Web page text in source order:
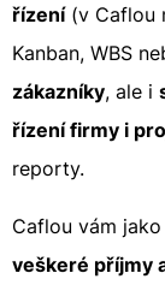
řízení(v Caflou
Kanban, WBS
zákazníky, ale i
řízení firmy i
reporty.
Caflou vám
veškeré příjmy